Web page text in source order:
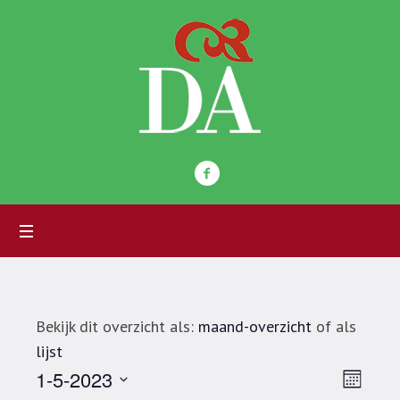
Bekijk dit overzicht als: maand-overzichtof als
lijst
Maand
1-5-2023